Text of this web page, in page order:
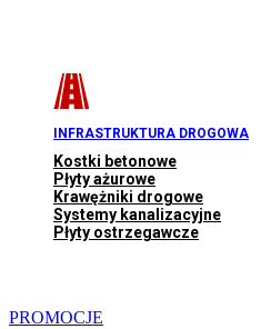
INFRASTRUKTURA DROGOWA
Kostki betonowe
Płyty ażurowe
Krawężniki drogowe
Systemy kanalizacyjne
Płyty ostrzegawcze
PROMOCJE